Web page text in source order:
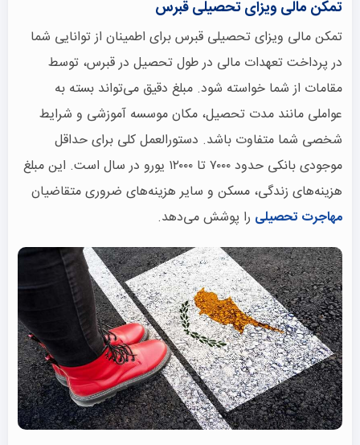
تمکن مالی ویزای تحصیلی قبرس
تمکن مالی ویزای تحصیلی قبرس برای اطمینان از توانایی شما
در پرداخت تعهدات مالی در طول تحصیل در قبرس، توسط
مقامات از شما خواسته شود. مبلغ دقیق می‌تواند بسته به
عواملی مانند مدت تحصیل، مکان موسسه آموزشی و شرایط
شخصی شما متفاوت باشد. دستورالعمل کلی برای حداقل
موجودی بانکی حدود ۷۰۰۰ تا ۱۲۰۰۰ یورو در سال است. این مبلغ
هزینه‌های زندگی، مسکن و سایر هزینه‌های ضروری متقاضیان
مهاجرت تحصیلی را پوشش می‌دهد.